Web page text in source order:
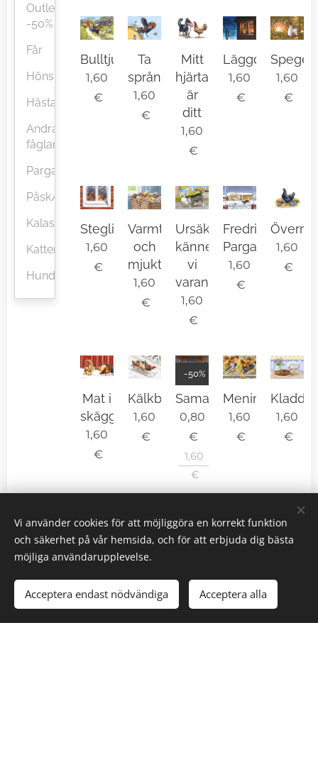
Outlet
-50%
Får
Höns
Hästar
Andra
fåglar
Pargasmotiv
Påsk/vår
Kalas/fest
Katter
Hundar
Bulltjuven
1,60
€
Ta
språnget!
1,60
€
Mitt
hjärta
är
ditt
1,60
€
Läggdags
1,60
€
1,60
€
Steglitsen
1,60
€
Varmt
och
mjukt
1,60
€
Ursäkta,
känner
vi
varandra?
1,60
€
Fredrikastugan,
Pargas
1,60
€
1,60
€
Mat i
skägget
1,60
€
Kälkbacken
1,60
€
Samarbete
-50%
0,80
€
1,60
€
1,60
€
Kladd
1,60
€
Karin Holmström
Vi använder cookies för att möjliggöra en korrekt funktion
och säkerhet på vår hemsida, och för att erbjuda dig bästa
möjliga användarupplevelse.
Acceptera endast nödvändiga Acceptera alla